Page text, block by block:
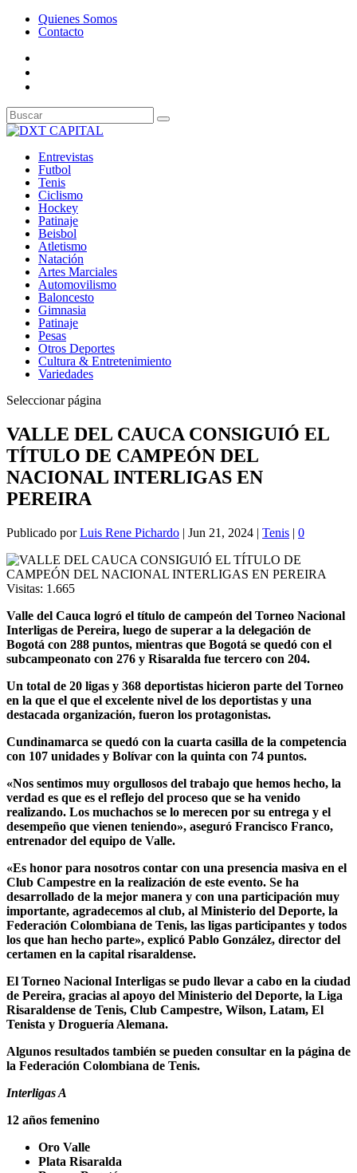
Quienes Somos
Contacto
Entrevistas
Futbol
Tenis
Ciclismo
Hockey
Patinaje
Beisbol
Atletismo
Natación
Artes Marciales
Automovilismo
Baloncesto
Gimnasia
Patinaje
Pesas
Otros Deportes
Cultura & Entretenimiento
Variedades
Seleccionar página
VALLE DEL CAUCA CONSIGUIÓ EL
TÍTULO DE CAMPEÓN DEL
NACIONAL INTERLIGAS EN
PEREIRA
Publicado porLuis Rene Pichardo | Jun 21, 2024 | Tenis | 0
Visitas: 1.665
Valle del Cauca logró el título de campeón del Torneo Nacional
Interligas de Pereira, luego de superar a la delegación de
Bogotá con 288 puntos, mientras que Bogotá se quedó con el
subcampeonato con 276 y Risaralda fue tercero con 204.
Un total de 20 ligas y 368 deportistas hicieron parte del Torneo
en la que el que el excelente nivel de los deportistas y una
destacada organización, fueron los protagonistas.
Cundinamarca se quedó con la cuarta casilla de la competencia
con 107 unidades y Bolívar con la quinta con 74 puntos.
«Nos sentimos muy orgullosos del trabajo que hemos hecho, la
verdad es que es el reflejo del proceso que se ha venido
realizando. Los muchachos se lo merecen por su entrega y el
desempeño que vienen teniendo», aseguró Francisco Franco,
entrenador del equipo de Valle.
«Es honor para nosotros contar con una presencia masiva en el
Club Campestre en la realización de este evento. Se ha
desarrollado de la mejor manera y con una participación muy
importante, agradecemos al club, al Ministerio del Deporte, la
Federación Colombiana de Tenis, las ligas participantes y todos
los que han hecho parte», explicó Pablo González, director del
certamen en la capital risaraldense.
El Torneo Nacional Interligas se pudo llevar a cabo en la ciudad
de Pereira, gracias al apoyo del Ministerio del Deporte, la Liga
Risaraldense de Tenis, Club Campestre, Wilson, Latam, El
Tenista y Droguería Alemana.
Algunos resultados también se pueden consultar en la página de
la Federación Colombiana de Tenis.
Interligas A
12 años femenino
Oro Valle
Plata Risaralda